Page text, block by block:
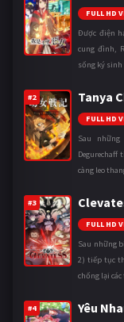
FULL HD
Được điện
cung đình,
sống ký
#2 Tanya
FULL HD
Sau
Degurechaff
càng leo
#3
FULL HD
Sau những
2) tiếp tục
chống lại
#4 Yêu